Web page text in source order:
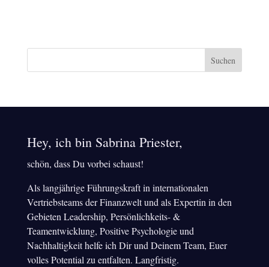
Hey, ich bin Sabrina Priester,
schön, dass Du vorbei schaust!
Als langjährige Führungskraft in internationalen
Vertriebsteams der Finanzwelt und als Expertin in den
Gebieten Leadership, Persönlichkeits- &
Teamentwicklung, Positive Psychologie und
Nachhaltigkeit helfe ich Dir und Deinem Team, Euer
volles Potential zu entfalten. Langfristig.